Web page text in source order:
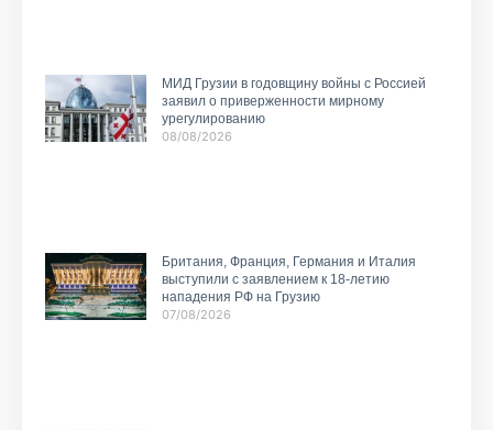
МИД Грузии в годовщину войны с Россией
заявил о приверженности мирному
урегулированию
08/08/2026
Британия, Франция, Германия и Италия
выступили с заявлением к 18-летию
нападения РФ на Грузию
07/08/2026